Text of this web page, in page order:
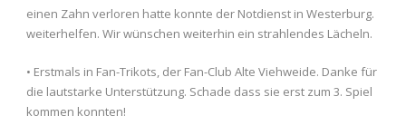
einen Zahn verloren hatte konnte der Notdienst in Westerburg.
weiterhelfen. Wir wünschen weiterhin ein strahlendes Lächeln.
• Erstmals in Fan-Trikots, der Fan-Club Alte Viehweide. Danke für
die lautstarke Unterstützung. Schade dass sie erst zum 3. Spiel
kommen konnten!